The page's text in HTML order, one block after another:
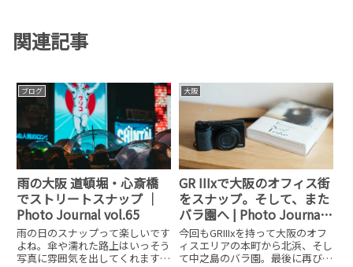
関連記事
ブログ
雨の大阪 道頓堀・心斎橋
でストリートスナップ ｜
Photo Journal vol.65
雨の日のスナップって楽しいです
よね。傘や濡れた路上はいっそう
写真に雰囲気を出してくれます。
大阪
GR IIIxで大阪のオフィス街
をスナップ。そして、また
バラ園へ | Photo Journal
vol.319
今回もGRIIIxを持って大阪のオフ
ィスエリアの本町から北浜、そし
て中之島のバラ園。最後に再びオ